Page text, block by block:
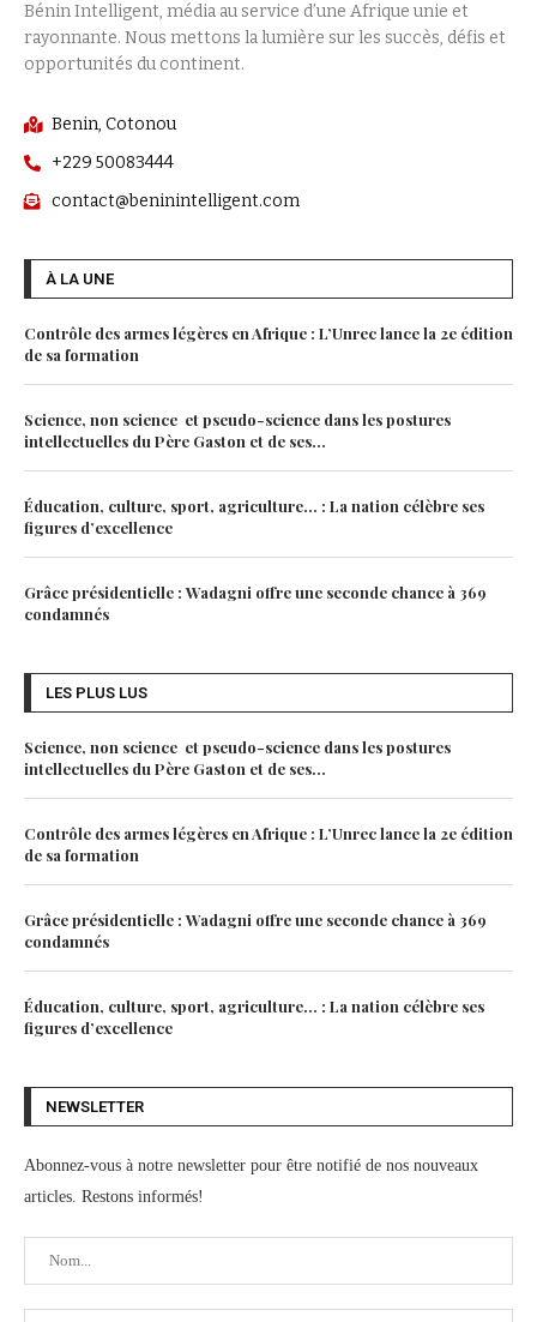
Bénin Intelligent, média au service d’une Afrique unie et
rayonnante. Nous mettons la lumière sur les succès, défis et
opportunités du continent.
Benin, Cotonou
+229 50083444
contact@beninintelligent.com
À LA UNE
Contrôle des armes légères en Afrique : L’Unrec lance la 2e édition
de sa formation
Science, non science et pseudo-science dans les postures
intellectuelles du Père Gaston et de ses...
Éducation, culture, sport, agriculture… : La nation célèbre ses
figures d’excellence
Grâce présidentielle : Wadagni offre une seconde chance à 369
condamnés
LES PLUS LUS
Science, non science et pseudo-science dans les postures
intellectuelles du Père Gaston et de ses...
Contrôle des armes légères en Afrique : L’Unrec lance la 2e édition
de sa formation
Grâce présidentielle : Wadagni offre une seconde chance à 369
condamnés
Éducation, culture, sport, agriculture… : La nation célèbre ses
figures d’excellence
NEWSLETTER
Abonnez-vous à notre newsletter pour être notifié de nos nouveaux
articles. Restons informés!